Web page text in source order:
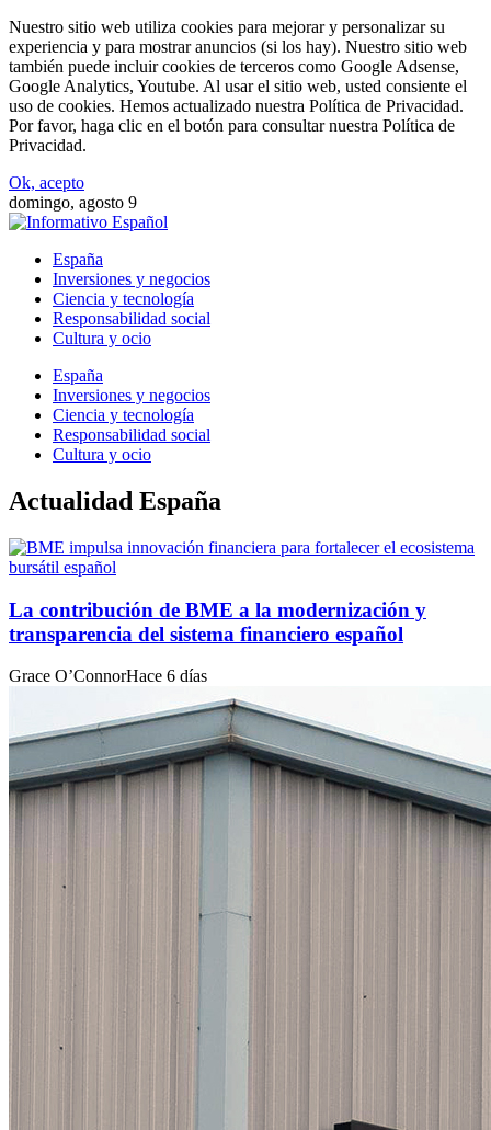
Nuestro sitio web utiliza cookies para mejorar y personalizar su
experiencia y para mostrar anuncios (si los hay). Nuestro sitio web
también puede incluir cookies de terceros como Google Adsense,
Google Analytics, Youtube. Al usar el sitio web, usted consiente el
uso de cookies. Hemos actualizado nuestra Política de Privacidad.
Por favor, haga clic en el botón para consultar nuestra Política de
Privacidad.
Ok, acepto
domingo, agosto 9
España
Inversiones y negocios
Ciencia y tecnología
Responsabilidad social
Cultura y ocio
España
Inversiones y negocios
Ciencia y tecnología
Responsabilidad social
Cultura y ocio
Actualidad España
La contribución de BME a la modernización y
transparencia del sistema financiero español
Grace O’ConnorHace 6 días